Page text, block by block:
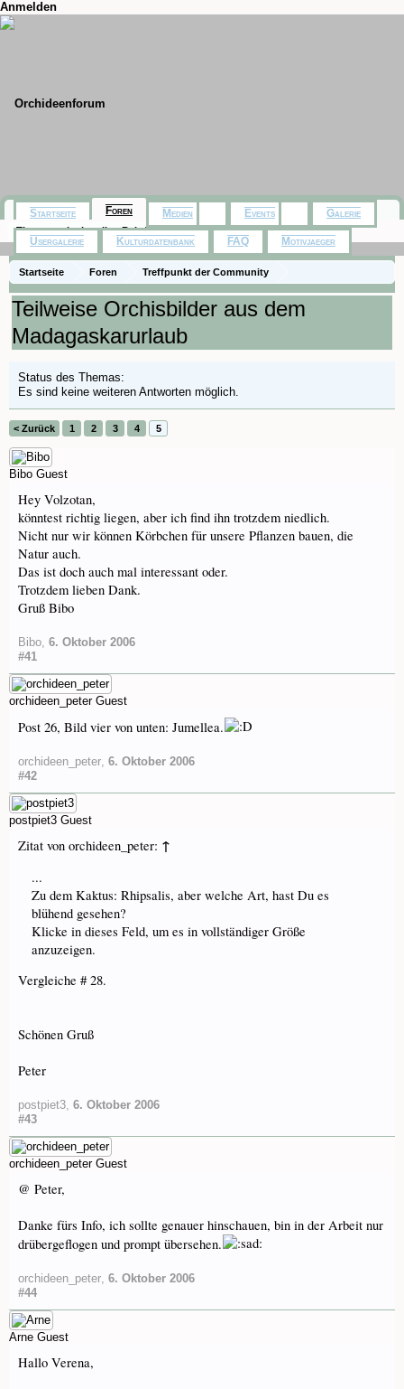
Anmelden
Startseite Foren
Treffpunkt der Community
Orchideenfotos (Naturformen)
Teilweise Orchisbilder aus dem
Madagaskarurlaub
Status des Themas:
Es sind keine weiteren Antworten möglich.
< Zurück 1 2 3 4 5
Bibo Guest
Hey Volzotan,
könntest richtig liegen, aber ich find ihn trotzdem niedlich.
Nicht nur wir können Körbchen für unsere Pflanzen bauen, die
Natur auch.
Das ist doch auch mal interessant oder.
Trotzdem lieben Dank.
Gruß Bibo
Bibo, 6. Oktober 2006
#41
orchideen_peter Guest
Post 26, Bild vier von unten: Jumellea.
orchideen_peter, 6. Oktober 2006
#42
postpiet3 Guest
Zitat von orchideen_peter: ↑
...
Zu dem Kaktus: Rhipsalis, aber welche Art, hast Du es
blühend gesehen?
Klicke in dieses Feld, um es in vollständiger Größe
anzuzeigen.
Vergleiche # 28.
Schönen Gruß
Peter
postpiet3, 6. Oktober 2006
#43
orchideen_peter Guest
@ Peter,
Danke fürs Info, ich sollte genauer hinschauen, bin in der Arbeit nur
drübergeflogen und prompt übersehen.
orchideen_peter, 6. Oktober 2006
#44
Arne Guest
Hallo Verena,
Startseite Foren
Themen mit aktuellen Beiträgen
Medien Events Galerie
Usergalerie Kulturdatenbank FAQ Motivjaeger